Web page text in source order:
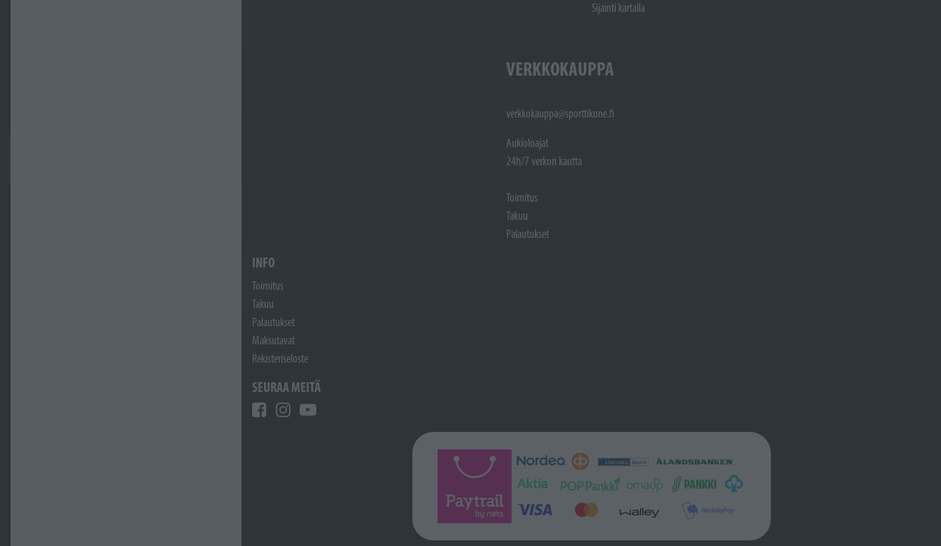
Sijainti kartalla
VERKKOKAUPPA
verkkokauppa@sporttikone.fi
Aukioloajat
24h/7 verkon kautta
Toimitus
Takuu
Palautukset
INFO
Toimitus
Takuu
Palautukset
Maksutavat
Rekisteriseloste
SEURAA MEITÄ